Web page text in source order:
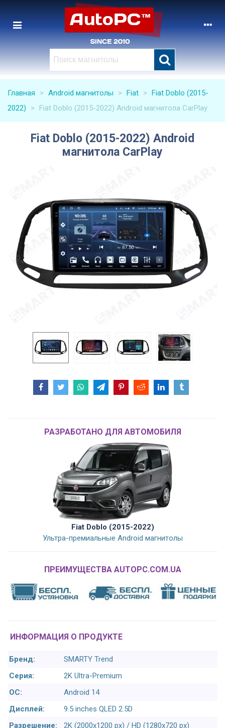
Главная > Android магнитолы > Fiat > Fiat Doblo (2015-
2022)
> Fiat Doblo (2015-2022) Android магнитола CarPlay
Fiat Doblo (2015-2022) Android
магнитола CarPlay
РАЗРАБОТАНО ДЛЯ АВТОМОБИЛЯ
Fiat Doblo (2015-2022)
Ультра-премиальные Android магнитолы
ПРЕИМУЩЕСТВА AUTOPC.COM.UA
ИНФОРМАЦИЯ О ПРОДУКТЕ
Бренд:
SMARTY Trend
Серия:
2K Ultra-Premium
ОС:
Android 14
Дисплей:
9.5 inches QLED 2.5D
Разрешение:
2K (2000x1200 px) / HD (1280x720 px)